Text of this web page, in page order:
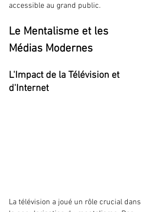
accessible au grand public.
Le Mentalisme et les
Médias Modernes
L'Impact de la Télévision et
d'Internet
La télévision a joué un rôle crucial dans